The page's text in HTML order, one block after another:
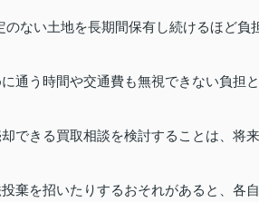
ない土地を長期間保有し続けるほど負
通う時間や交通費も無視できない負担と
できる買取相談を検討することは、将来
棄を招いたりするおそれがあると、各自